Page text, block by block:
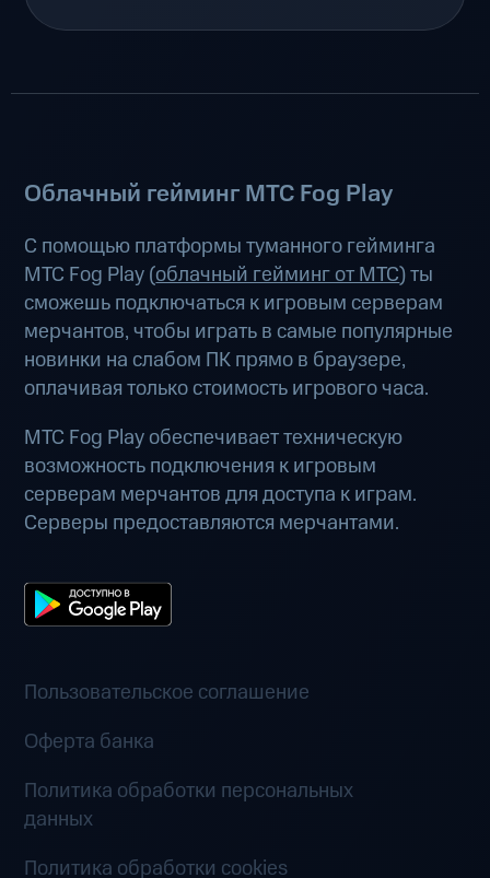
Облачный гейминг МТС Fog Play
С помощью платформы туманного гейминга
МТС Fog Play (облачный гейминг от МТС) ты
сможешь подключаться к игровым серверам
мерчантов, чтобы играть в самые популярные
новинки на слабом ПК прямо в браузере,
оплачивая только стоимость игрового часа.
МТС Fog Play обеспечивает техническую
возможность подключения к игровым
серверам мерчантов для доступа к играм.
Серверы предоставляются мерчантами.
Пользовательское соглашение
Оферта банка
Политика обработки персональных
данных
Политика обработки cookies